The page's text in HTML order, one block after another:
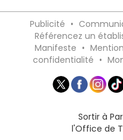
Publicité •
Référencez un
Manifeste •
confidentialité •
Sortir à
l'Office de